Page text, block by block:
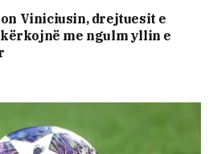
Viniciusin, drejtuesit e
me ngulm yllin e